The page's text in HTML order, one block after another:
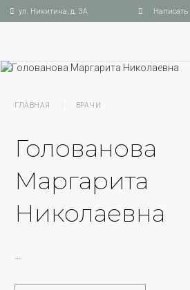
ул. Никитина, д. 3А Написать
ГЛАВНАЯ ВРАЧИ
Голованова
Маргарита
Николаевна